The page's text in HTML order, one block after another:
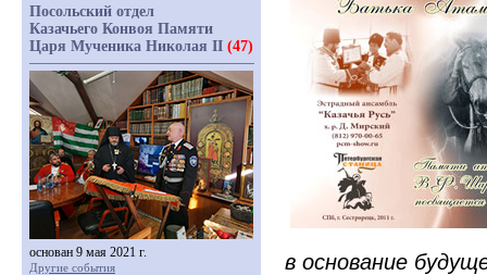
в основание
Посольский отдел
Казачьего Конвоя Памяти
Царя Мученика Николая II (47)
основан 9 мая 2021 г.
Другие события